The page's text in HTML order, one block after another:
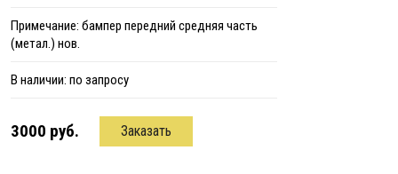
Примечание: бампер передний средняя часть
(метал.) нов.
В наличии: по запросу
3000 руб. Заказать